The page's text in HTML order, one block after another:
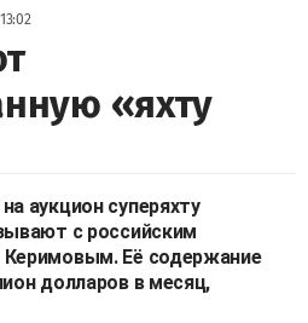
«яхту
аукцион суперяхту
с российским
Её содержание
долларов в месяц,